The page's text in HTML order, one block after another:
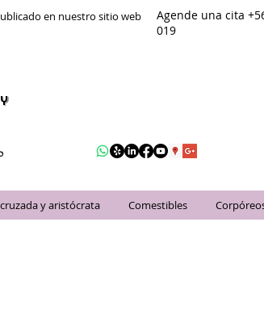
en nuestro sitio web
Agende una cita
019
y aristócrata Comestibles